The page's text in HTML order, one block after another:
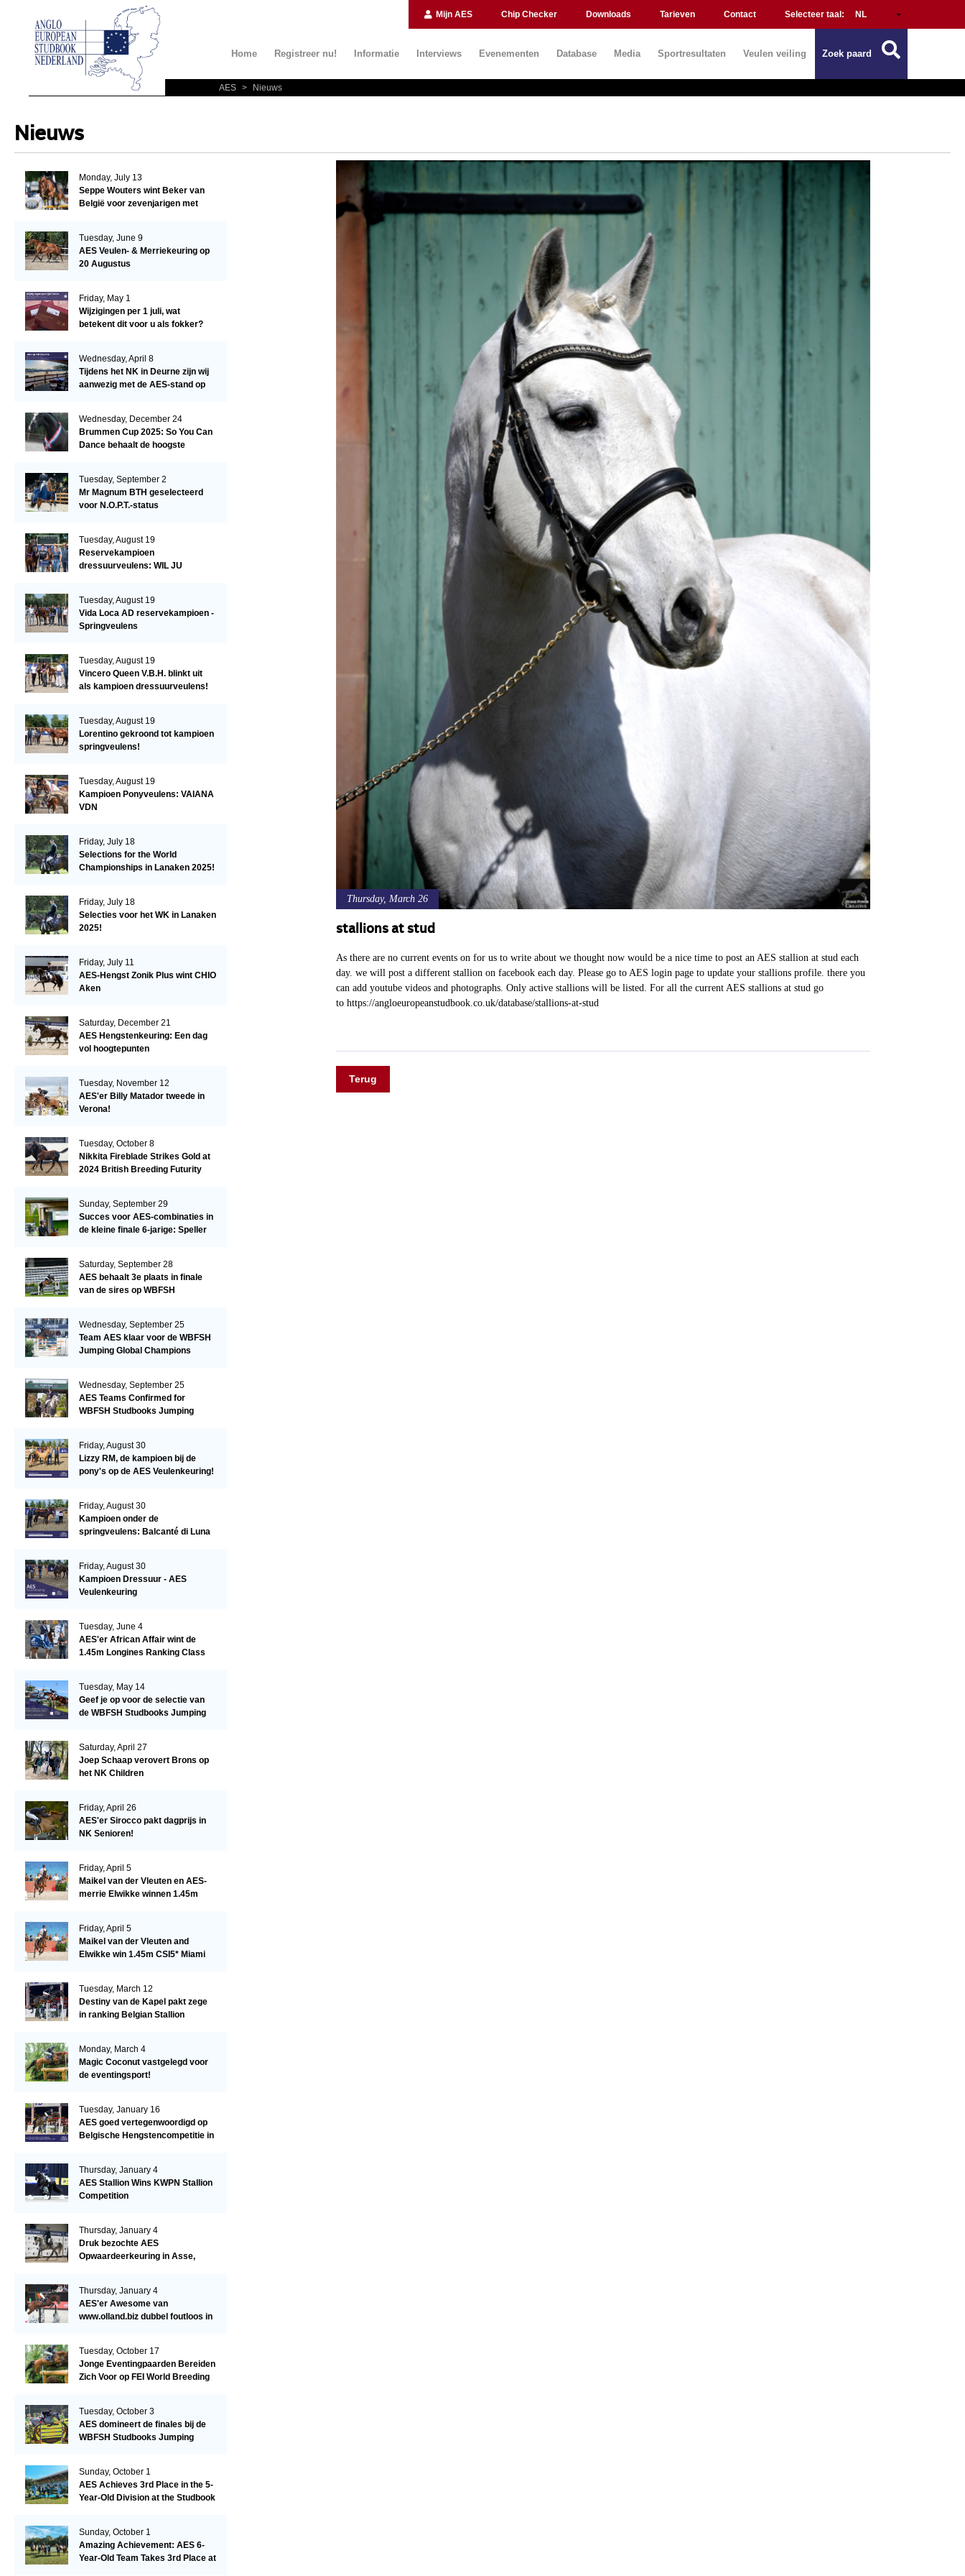
Mijn AES Chip Checker Downloads Tarieven Contact Selecteer taal:
Home Registreer nu! Informatie Interviews Evenementen Database Media Sportresultaten Veulen veiling Zoek paard
AES > Nieuws
Nieuws
Thursday, March 26
stallions at stud
As there are no current events on for us to write about we thought now would be a nice time to post an AES stallion at stud each
day. we will post a different stallion on facebook each day. Please go to AES login page to update your stallions profile. there you
can add youtube videos and photographs. Only active stallions will be listed. For all the current AES stallions at stud go
to https://angloeuropeanstudbook.co.uk/database/stallions-at-stud
Terug
Monday, July 13
Seppe Wouters wint Beker van
België voor zevenjarigen met
Tuesday, June 9
AES Veulen- & Merriekeuring op
20 Augustus
Friday, May 1
Wijzigingen per 1 juli, wat
betekent dit voor u als fokker?
Wednesday, April 8
Tijdens het NK in Deurne zijn wij
aanwezig met de AES-stand op
Wednesday, December 24
Brummen Cup 2025: So You Can
Dance behaalt de hoogste
Tuesday, September 2
Mr Magnum BTH geselecteerd
voor N.O.P.T.-status
Tuesday, August 19
Reservekampioen
dressuurveulens: WIL JU
Tuesday, August 19
Vida Loca AD reservekampioen -
Springveulens
Tuesday, August 19
Vincero Queen V.B.H. blinkt uit
als kampioen dressuurveulens!
Tuesday, August 19
Lorentino gekroond tot kampioen
springveulens!
Tuesday, August 19
Kampioen Ponyveulens: VAIANA
VDN
Friday, July 18
Selections for the World
Championships in Lanaken 2025!
Friday, July 18
Selecties voor het WK in Lanaken
2025!
Friday, July 11
AES-Hengst Zonik Plus wint CHIO
Aken
Saturday, December 21
AES Hengstenkeuring: Een dag
vol hoogtepunten
Tuesday, November 12
AES'er Billy Matador tweede in
Verona!
Tuesday, October 8
Nikkita Fireblade Strikes Gold at
2024 British Breeding Futurity
Sunday, September 29
Succes voor AES-combinaties in
de kleine finale 6-jarige: Speller
Saturday, September 28
AES behaalt 3e plaats in finale
van de sires op WBFSH
Wednesday, September 25
Team AES klaar voor de WBFSH
Jumping Global Champions
Wednesday, September 25
AES Teams Confirmed for
WBFSH Studbooks Jumping
Friday, August 30
Lizzy RM, de kampioen bij de
pony's op de AES Veulenkeuring!
Friday, August 30
Kampioen onder de
springveulens: Balcanté di Luna
Friday, August 30
Kampioen Dressuur - AES
Veulenkeuring
Tuesday, June 4
AES'er African Affair wint de
1.45m Longines Ranking Class
Tuesday, May 14
Geef je op voor de selectie van
de WBFSH Studbooks Jumping
Saturday, April 27
Joep Schaap verovert Brons op
het NK Children
Friday, April 26
AES'er Sirocco pakt dagprijs in
NK Senioren!
Friday, April 5
Maikel van der Vleuten en AES-
merrie Elwikke winnen 1.45m
Friday, April 5
Maikel van der Vleuten and
Elwikke win 1.45m CSI5* Miami
Tuesday, March 12
Destiny van de Kapel pakt zege
in ranking Belgian Stallion
Monday, March 4
Magic Coconut vastgelegd voor
de eventingsport!
Tuesday, January 16
AES goed vertegenwoordigd op
Belgische Hengstencompetitie in
Thursday, January 4
AES Stallion Wins KWPN Stallion
Competition
Thursday, January 4
Druk bezochte AES
Opwaardeerkeuring in Asse,
Thursday, January 4
AES'er Awesome van
www.olland.biz dubbel foutloos in
Tuesday, October 17
Jonge Eventingpaarden Bereiden
Zich Voor op FEI World Breeding
Tuesday, October 3
AES domineert de finales bij de
WBFSH Studbooks Jumping
Sunday, October 1
AES Achieves 3rd Place in the 5-
Year-Old Division at the Studbook
Sunday, October 1
Amazing Achievement: AES 6-
Year-Old Team Takes 3rd Place at